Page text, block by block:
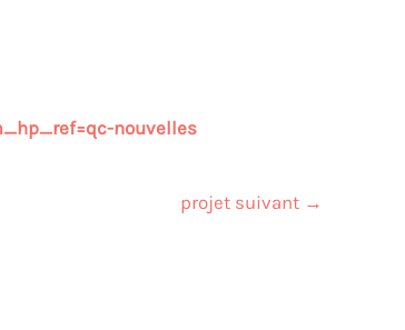
nouvelles
projet suivant →